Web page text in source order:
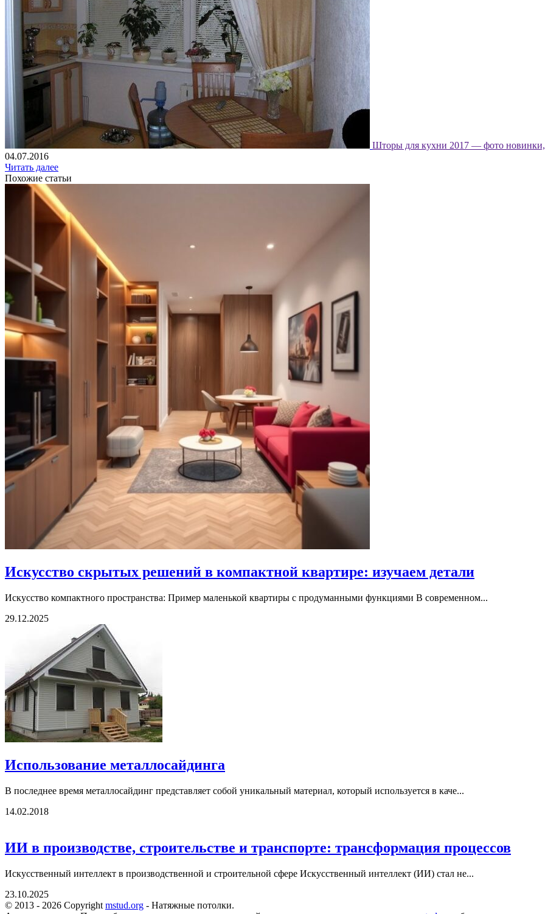
Шторы для кухни 2017 — фото новинки,
04.07.2016
Читать далее
Похожие статьи
Искусство скрытых решений в компактной квартире: изучаем детали
Искусство компактного пространства: Пример маленькой квартиры с продуманными функциями В современном...
29.12.2025
Использование металлосайдинга
В последнее время металлосайдинг представляет собой уникальный материал, который используется в каче...
14.02.2018
ИИ в производстве, строительстве и транспорте: трансформация процессов
Искусственный интеллект в производственной и строительной сфере Искусственный интеллект (ИИ) стал не...
23.10.2025
© 2013 - 2026 Copyright mstud.org - Натяжные потолки.